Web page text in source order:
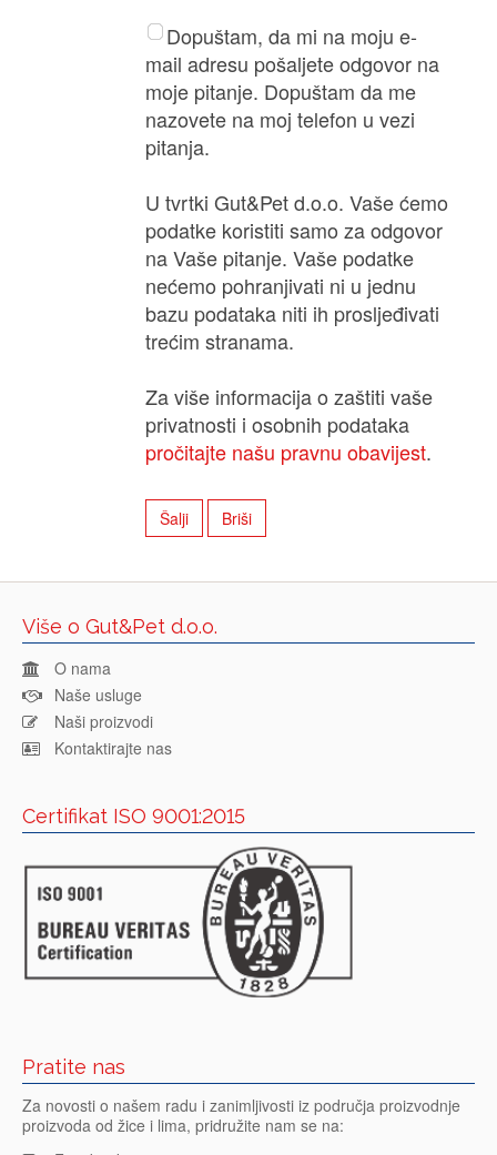
Dopuštam, da mi na moju e-
mail adresu pošaljete odgovor na
moje pitanje. Dopuštam da me
nazovete na moj telefon u vezi
pitanja.
U tvrtki Gut&Pet d.o.o. Vaše ćemo
podatke koristiti samo za odgovor
na Vaše pitanje. Vaše podatke
nećemo pohranjivati ​​ni u jednu
bazu podataka niti ih prosljeđivati ​​
trećim stranama.
Za više informacija o zaštiti vaše
privatnosti i osobnih podataka
pročitajte našu pravnu obavijest.
Više o Gut&Pet d.o.o.
O nama
Naše usluge
Naši proizvodi
Kontaktirajte nas
Certifikat ISO 9001:2015
Pratite nas
Za novosti o našem radu i zanimljivosti iz područja proizvodnje
proizvoda od žice i lima, pridružite nam se na: